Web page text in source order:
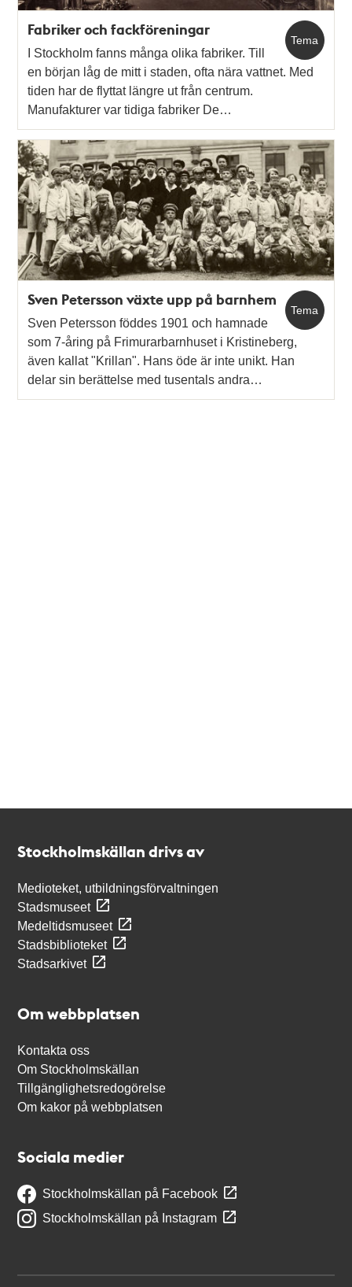
Tema
Fabriker och fackföreningar
I Stockholm fanns många olika fabriker. Till
en början låg de mitt i staden, ofta nära vattnet. Med
tiden har de flyttat längre ut från centrum.
Manufakturer var tidiga fabriker De…
Tema
Sven Petersson växte upp på barnhem
Sven Petersson föddes 1901 och hamnade
som 7-åring på Frimurarbarnhuset i Kristineberg,
även kallat "Krillan". Hans öde är inte unikt. Han
delar sin berättelse med tusentals andra…
Stockholmskällan drivs av
Medioteket, utbildningsförvaltningen
Stadsmuseet
Medeltidsmuseet
Stadsbiblioteket
Stadsarkivet
Om webbplatsen
Kontakta oss
Om Stockholmskällan
Tillgänglighetsredogörelse
Om kakor på webbplatsen
Sociala medier
Stockholmskällan på Facebook
Stockholmskällan på Instagram